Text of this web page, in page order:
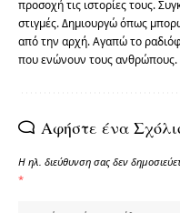
προσοχή τις ιστορίες τους.
στιγμές. Δημιουργώ όπως
από την αρχή. Αγαπώ το
που ενώνουν τους
Αφήστε ένα
Η ηλ. διεύθυνση σας δεν
*